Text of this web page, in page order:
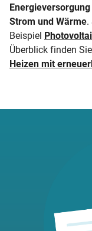
Energieversorgung
Strom und Wärme.
Beispiel
Überblick finden
Heizen mit